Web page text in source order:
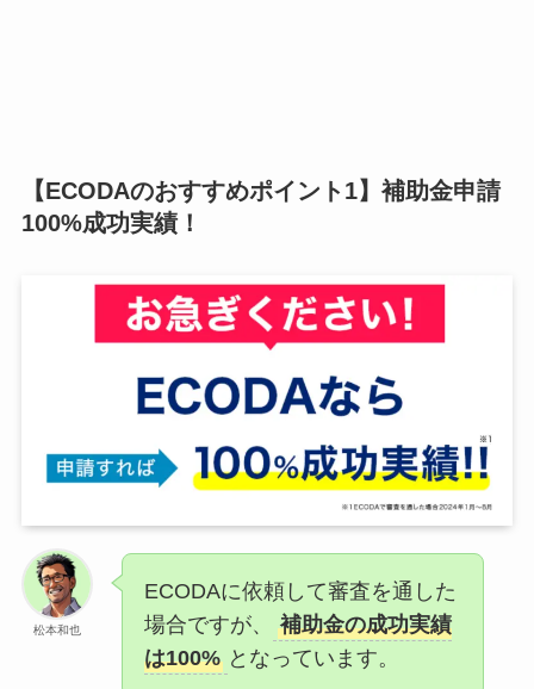
【ECODAのおすすめポイント1】補助金申請
100%成功実績！
松本和也
ECODAに依頼して審査を通した
場合ですが、
補助金の成功実績
は100% となっています。